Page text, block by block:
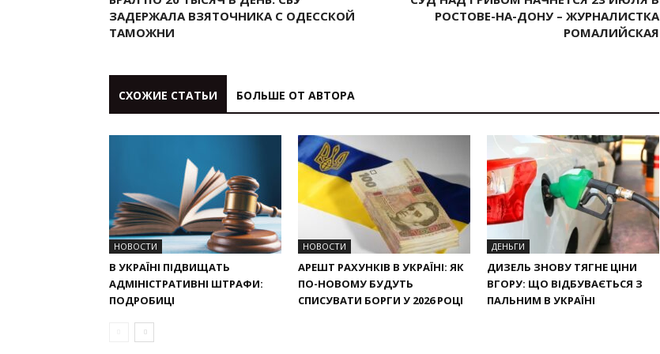
ЗАДЕРЖАЛА ВЗЯТОЧНИКА С ОДЕССКОЙ
ТАМОЖНИ
РОСТОВЕ-НА-ДОНУ – ЖУРНАЛИСТКА
РОМАЛИЙСКАЯ
СХОЖИЕ СТАТЬИ БОЛЬШЕ ОТ АВТОРА
НОВОСТИ
В УКРАЇНІ ПІДВИЩАТЬ
АДМІНІСТРАТИВНІ ШТРАФИ:
ПОДРОБИЦІ
НОВОСТИ
АРЕШТ РАХУНКІВ В УКРАЇНІ: ЯК
ПО-НОВОМУ БУДУТЬ
СПИСУВАТИ БОРГИ У 2026 РОЦІ
ДЕНЬГИ
ДИЗЕЛЬ ЗНОВУ ТЯГНЕ ЦІНИ
ВГОРУ: ЩО ВІДБУВАЄТЬСЯ З
ПАЛЬНИМ В УКРАЇНІ